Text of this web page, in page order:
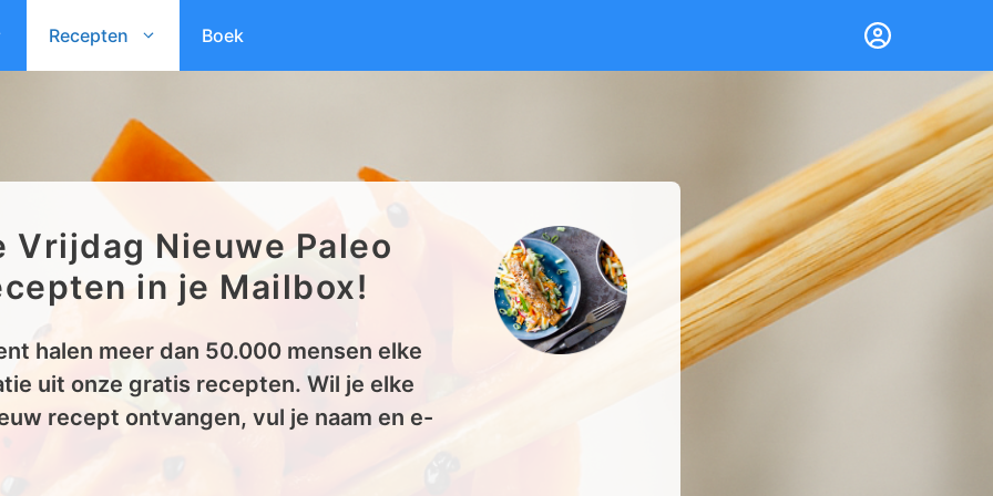
Recepten Boek
Vrijdag Nieuwe Paleo
in je Mailbox!
halen meer dan 50.000 mensen elke
uit onze gratis recepten. Wil je elke
recept ontvangen, vul je naam en e-